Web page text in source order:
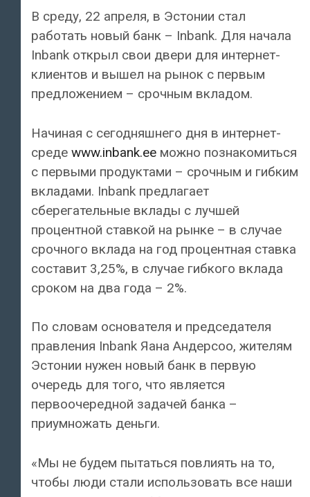
В среду, 22 апреля, в Эстонии стал
работать новый банк – Inbank. Для начала
Inbank открыл свои двери для интернет-
клиентов и вышел на рынок с первым
предложением – срочным вкладом.
Начиная с сегодняшнего дня в интернет-
среде www.inbank.ee можно познакомиться
с первыми продуктами – срочным и гибким
вкладами. Inbank предлагает
сберегательные вклады с лучшей
процентной ставкой на рынке – в случае
срочного вклада на год процентная ставка
составит 3,25%, в случае гибкого вклада
сроком на два года – 2%.
По словам основателя и председателя
правления Inbank Яана Андерсоо, жителям
Эстонии нужен новый банк в первую
очередь для того, что является
первоочередной задачей банка –
приумножать деньги.
«Мы не будем пытаться повлиять на то,
чтобы люди стали использовать все наши